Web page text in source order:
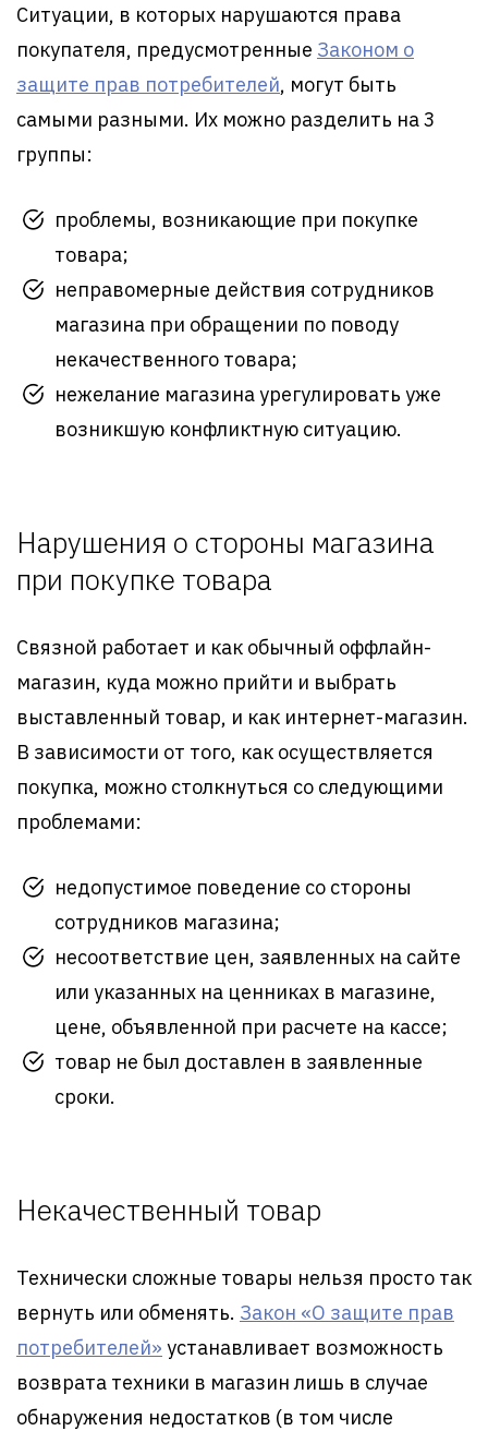
Ситуации, в которых нарушаются права
покупателя, предусмотренные Законом о
защите прав потребителей, могут быть
самыми разными. Их можно разделить на 3
группы:
проблемы, возникающие при покупке
товара;
неправомерные действия сотрудников
магазина при обращении по поводу
некачественного товара;
нежелание магазина урегулировать уже
возникшую конфликтную ситуацию.
Нарушения о стороны магазина
при покупке товара
Связной работает и как обычный оффлайн-
магазин, куда можно прийти и выбрать
выставленный товар, и как интернет-магазин.
В зависимости от того, как осуществляется
покупка, можно столкнуться со следующими
проблемами:
недопустимое поведение со стороны
сотрудников магазина;
несоответствие цен, заявленных на сайте
или указанных на ценниках в магазине,
цене, объявленной при расчете на кассе;
товар не был доставлен в заявленные
сроки.
Некачественный товар
Технически сложные товары нельзя просто так
вернуть или обменять. Закон «О защите прав
потребителей» устанавливает возможность
возврата техники в магазин лишь в случае
обнаружения недостатков (в том числе